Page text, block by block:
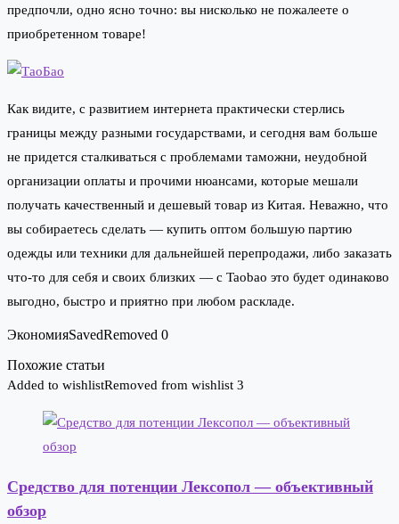
предпочли, одно ясно точно: вы нисколько не пожалеете о
приобретенном товаре!
Как видите, с развитием интернета практически стерлись
границы между разными государствами, и сегодня вам больше
не придется сталкиваться с проблемами таможни, неудобной
организации оплаты и прочими нюансами, которые мешали
получать качественный и дешевый товар из Китая. Неважно, что
вы собираетесь сделать — купить оптом большую партию
одежды или техники для дальнейшей перепродажи, либо заказать
что-то для себя и своих близких — с Taobao это будет одинаково
выгодно, быстро и приятно при любом раскладе.
ЭкономияSavedRemoved 0
Похожие статьи
Added to wishlistRemoved from wishlist 3
Средство для потенции Лексопол — объективный
обзор